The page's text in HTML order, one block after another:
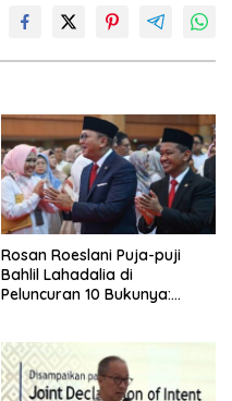
Rosan Roeslani Puja-puji
Bahlil Lahadalia di
Peluncuran 10 Bukunya: